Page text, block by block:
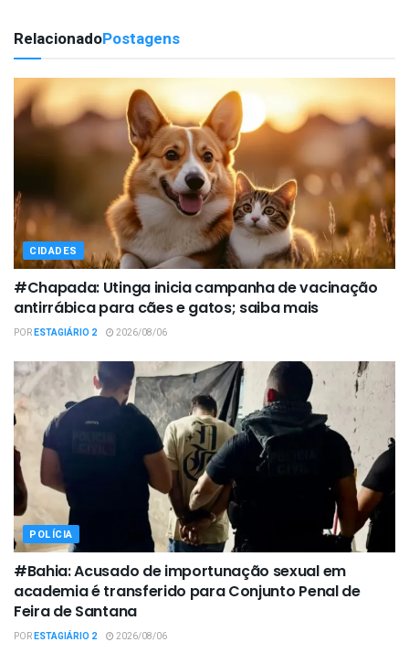
RelacionadoPostagens
CIDADES
#Chapada: Utinga inicia campanha de vacinação
antirrábica para cães e gatos; saiba mais
PORESTAGIÁRIO 2 2026/08/06
POLÍCIA
#Bahia: Acusado de importunação sexual em
academia é transferido para Conjunto Penal de
Feira de Santana
PORESTAGIÁRIO 2 2026/08/06